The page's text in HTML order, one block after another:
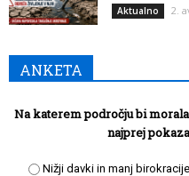
Aktualno 2.
ANKETA
Na katerem področju bi
najprej
Nižji davki in manj birokracije